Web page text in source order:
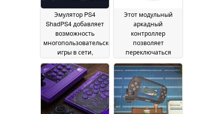
Эмулятор PS4
ShadPS4 добавляет
возможность
многопользовательской
игры в сети,
обойти PSN27 June
2026
Этот модульный
аркадный
контроллер
позволяет
переключаться
джойстиком и без
него23 June 2026